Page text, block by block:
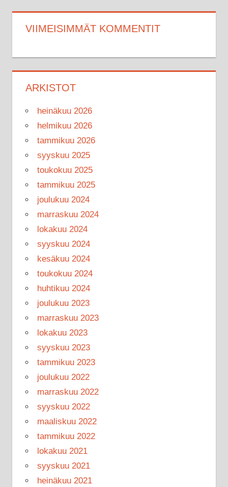
VIIMEISIMMÄT KOMMENTIT
ARKISTOT
heinäkuu 2026
helmikuu 2026
tammikuu 2026
syyskuu 2025
toukokuu 2025
tammikuu 2025
joulukuu 2024
marraskuu 2024
lokakuu 2024
syyskuu 2024
kesäkuu 2024
toukokuu 2024
huhtikuu 2024
joulukuu 2023
marraskuu 2023
lokakuu 2023
syyskuu 2023
tammikuu 2023
joulukuu 2022
marraskuu 2022
syyskuu 2022
maaliskuu 2022
tammikuu 2022
lokakuu 2021
syyskuu 2021
heinäkuu 2021